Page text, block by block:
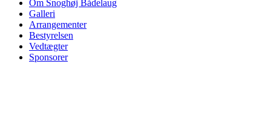
Om Snoghøj Bådelaug
Galleri
Arrangementer
Bestyrelsen
Vedtægter
Sponsorer